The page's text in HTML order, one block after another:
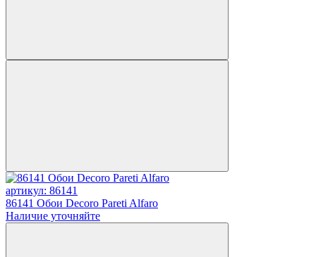
артикул: 86141
86141 Обои Decoro Pareti Alfaro
Наличие уточняйте